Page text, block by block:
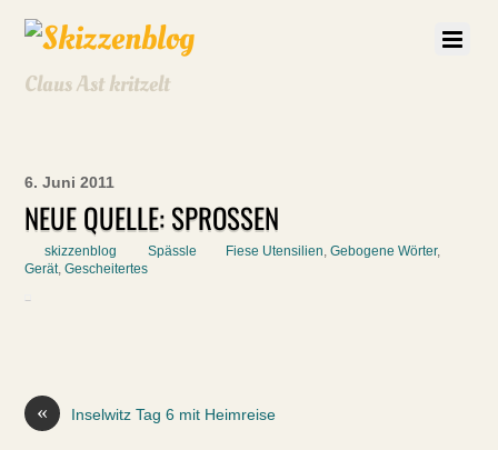
Claus Ast kritzelt
6. Juni 2011
NEUE QUELLE: SPROSSEN
skizzenblog Spässle Fiese Utensilien,Gebogene Wörter,
Gerät,Gescheitertes
« Inselwitz Tag 6 mit Heimreise